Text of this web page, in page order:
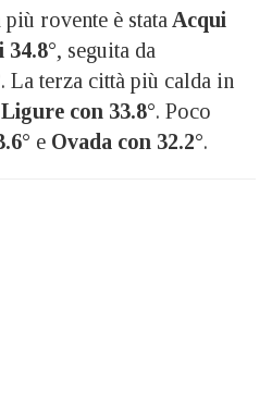
rovente è stata Acqui
34.8°, seguita da
. La terza città più calda in
con 33.8°. Poco
e Ovada con 32.2°.